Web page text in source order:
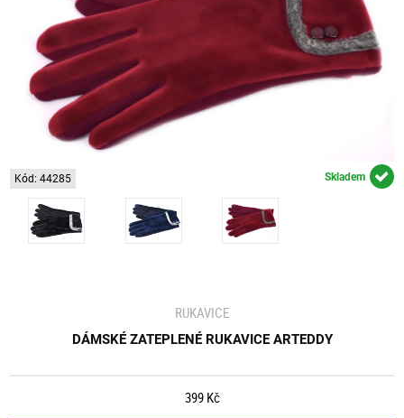
Kód: 44285 Skladem
RUKAVICE
DÁMSKÉ ZATEPLENÉ RUKAVICE ARTEDDY
399 Kč